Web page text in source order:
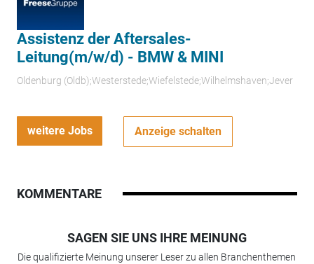
Assistenz der Aftersales-
Leitung(m/w/d) - BMW & MINI
Oldenburg (Oldb);Westerstede;Wiefelstede;Wilhelmshaven;Jever
weitere Jobs Anzeige schalten
KOMMENTARE
SAGEN SIE UNS IHRE MEINUNG
Die qualifizierte Meinung unserer Leser zu allen Branchenthemen